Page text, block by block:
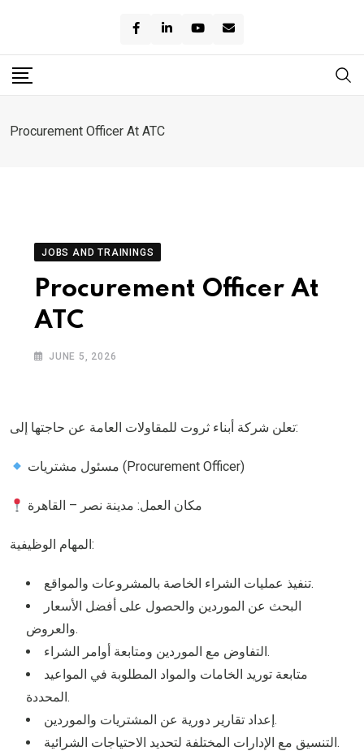
content
Procurement Officer At ATC
JOBS AND TRAININGS
Procurement Officer At
ATC
JUNE 5, 2026
تعلن شركة أبناء ثروت للمقاولات العامة عن حاجتها إلى:
مسئول مشتريات (Procurement Officer)
مكان العمل: مدينة نصر – القاهرة
المهام الوظيفية:
تنفيذ عمليات الشراء الخاصة بالمشروعات والمواقع.
البحث عن الموردين والحصول على أفضل الأسعار
والعروض.
التفاوض مع الموردين ومتابعة أوامر الشراء.
متابعة توريد الخامات والمواد المطلوبة في المواعيد
المحددة.
إعداد تقارير دورية عن المشتريات والموردين.
التنسيق مع الإدارات المختلفة لتحديد الاحتياجات الشرائية.